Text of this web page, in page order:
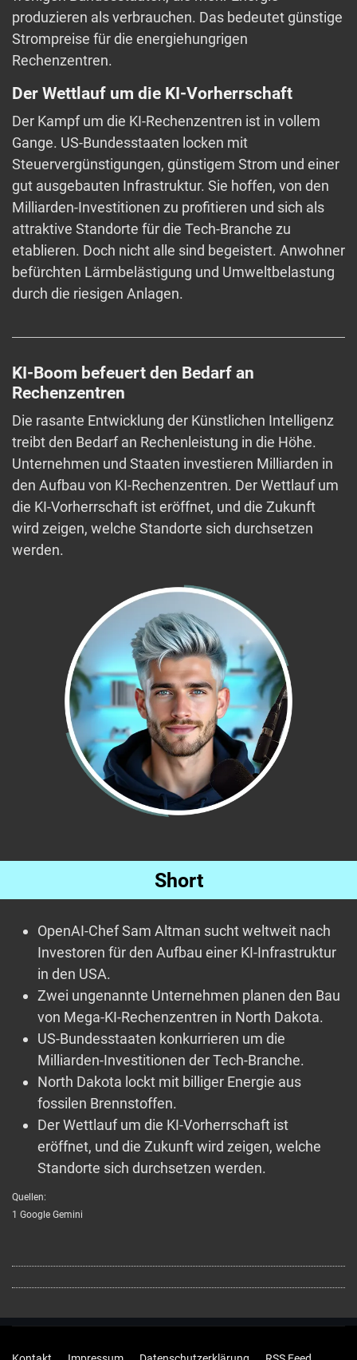
produzieren als verbrauchen. Das bedeutet günstige
Strompreise für die energiehungrigen
Rechenzentren.
Der Wettlauf um die KI-Vorherrschaft
Der Kampf um die KI-Rechenzentren ist in vollem
Gange. US-Bundesstaaten locken mit
Steuervergünstigungen, günstigem Strom und einer
gut ausgebauten Infrastruktur. Sie hoffen, von den
Milliarden-Investitionen zu profitieren und sich als
attraktive Standorte für die Tech-Branche zu
etablieren. Doch nicht alle sind begeistert. Anwohner
befürchten Lärmbelästigung und Umweltbelastung
durch die riesigen Anlagen.
KI-Boom befeuert den Bedarf an
Rechenzentren
Die rasante Entwicklung der Künstlichen Intelligenz
treibt den Bedarf an Rechenleistung in die Höhe.
Unternehmen und Staaten investieren Milliarden in
den Aufbau von KI-Rechenzentren. Der Wettlauf um
die KI-Vorherrschaft ist eröffnet, und die Zukunft
wird zeigen, welche Standorte sich durchsetzen
werden.
Short
OpenAI-Chef Sam Altman sucht weltweit nach
Investoren für den Aufbau einer KI-Infrastruktur
in den USA.
Zwei ungenannte Unternehmen planen den Bau
von Mega-KI-Rechenzentren in North Dakota.
US-Bundesstaaten konkurrieren um die
Milliarden-Investitionen der Tech-Branche.
North Dakota lockt mit billiger Energie aus
fossilen Brennstoffen.
Der Wettlauf um die KI-Vorherrschaft ist
eröffnet, und die Zukunft wird zeigen, welche
Standorte sich durchsetzen werden.
Quellen:
1 Google Gemini